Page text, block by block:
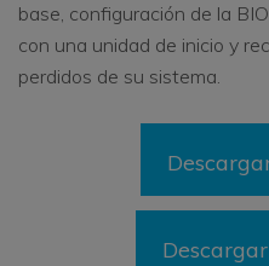
base, configuración de la
con una unidad de inicio y
perdidos de su sistema.